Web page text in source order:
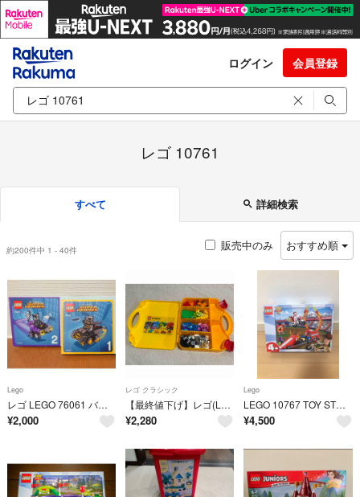
ログイン 会員登録
レゴ 10761
すべて 詳細検索
約200件中 1 - 40件 販売中のみ おすすめ順
Lego
レゴ LEGO 76061 バットマン vs キャットウーマン ブロック
¥2,000
レゴ クラシック
【最終値下げ】レゴ(LEGO) クラシック 10713
¥2,280
Lego
LEGO 10767 TOY STORY 4 トイ・ストーリー 新品未開封 レゴ
¥4,500